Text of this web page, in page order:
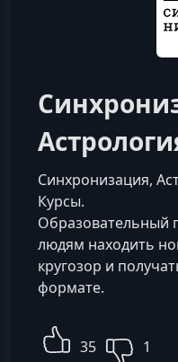
Синхронизация,
Курсы.
Образовательный
людям находить
кругозор и
формате.
35 1